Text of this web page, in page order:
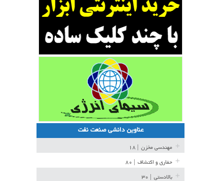
عناوین دانشی صنعت نفت
مهندسی مخزن
حفاری و اکتشاف
بالادستی